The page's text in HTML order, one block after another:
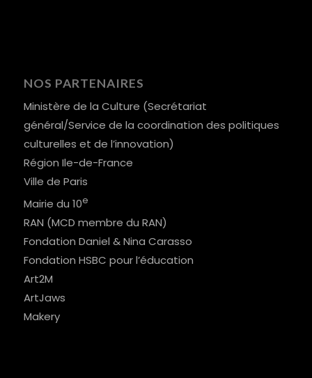
NOS PARTENAIRES
Ministère de la Culture (Secrétariat
général/Service de la coordination des politiques
culturelles et de l’innovation)
Région Ile-de-France
Ville de Paris
Mairie du 10e
RAN (MCD membre du RAN)
Fondation Daniel & Nina Carasso
Fondation HSBC pour l’éducation
Art2M
ArtJaws
Makery